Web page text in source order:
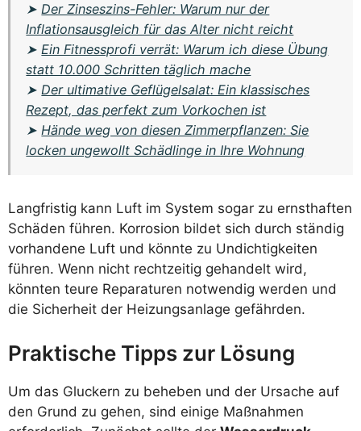
➤Der Zinseszins-Fehler: Warum nur der
Inflationsausgleich für das Alter nicht reicht
➤Ein Fitnessprofi verrät: Warum ich diese Übung
statt 10.000 Schritten täglich mache
➤Der ultimative Geflügelsalat: Ein klassisches
Rezept, das perfekt zum Vorkochen ist
➤Hände weg von diesen Zimmerpflanzen: Sie
locken ungewollt Schädlinge in Ihre Wohnung
Langfristig kann Luft im System sogar zu ernsthaften
Schäden führen. Korrosion bildet sich durch ständig
vorhandene Luft und könnte zu Undichtigkeiten
führen. Wenn nicht rechtzeitig gehandelt wird,
könnten teure Reparaturen notwendig werden und
die Sicherheit der Heizungsanlage gefährden.
Praktische Tipps zur Lösung
Um das Gluckern zu beheben und der Ursache auf
den Grund zu gehen, sind einige Maßnahmen